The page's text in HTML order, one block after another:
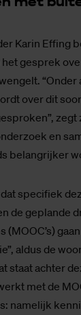
Karin Effing
gesprek
“Onder
over dit
zegt
en
belangrijker
specifiek
de geplande
aldus de
staat achter
met de
namelijk